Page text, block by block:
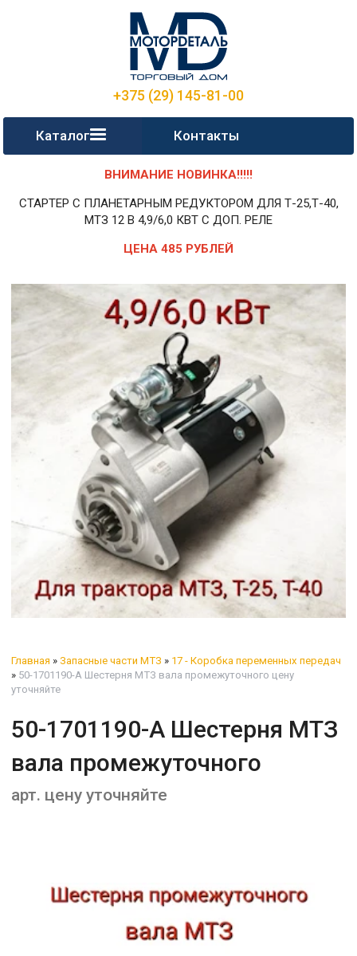
+375 (29) 145-81-00
Каталог Контакты
ВНИМАНИЕ НОВИНКА!!!!!
СТАРТЕР С ПЛАНЕТАРНЫМ РЕДУКТОРОМ ДЛЯ Т-25,Т-40,
МТЗ 12 В 4,9/6,0 КВТ С ДОП. РЕЛЕ
ЦЕНА 485 РУБЛЕЙ
Главная » Запасные части МТЗ » 17 - Коробка переменных передач
» 50-1701190-А Шестерня МТЗ вала промежуточного цену
уточняйте
50-1701190-А Шестерня МТЗ
вала промежуточного
арт. цену уточняйте